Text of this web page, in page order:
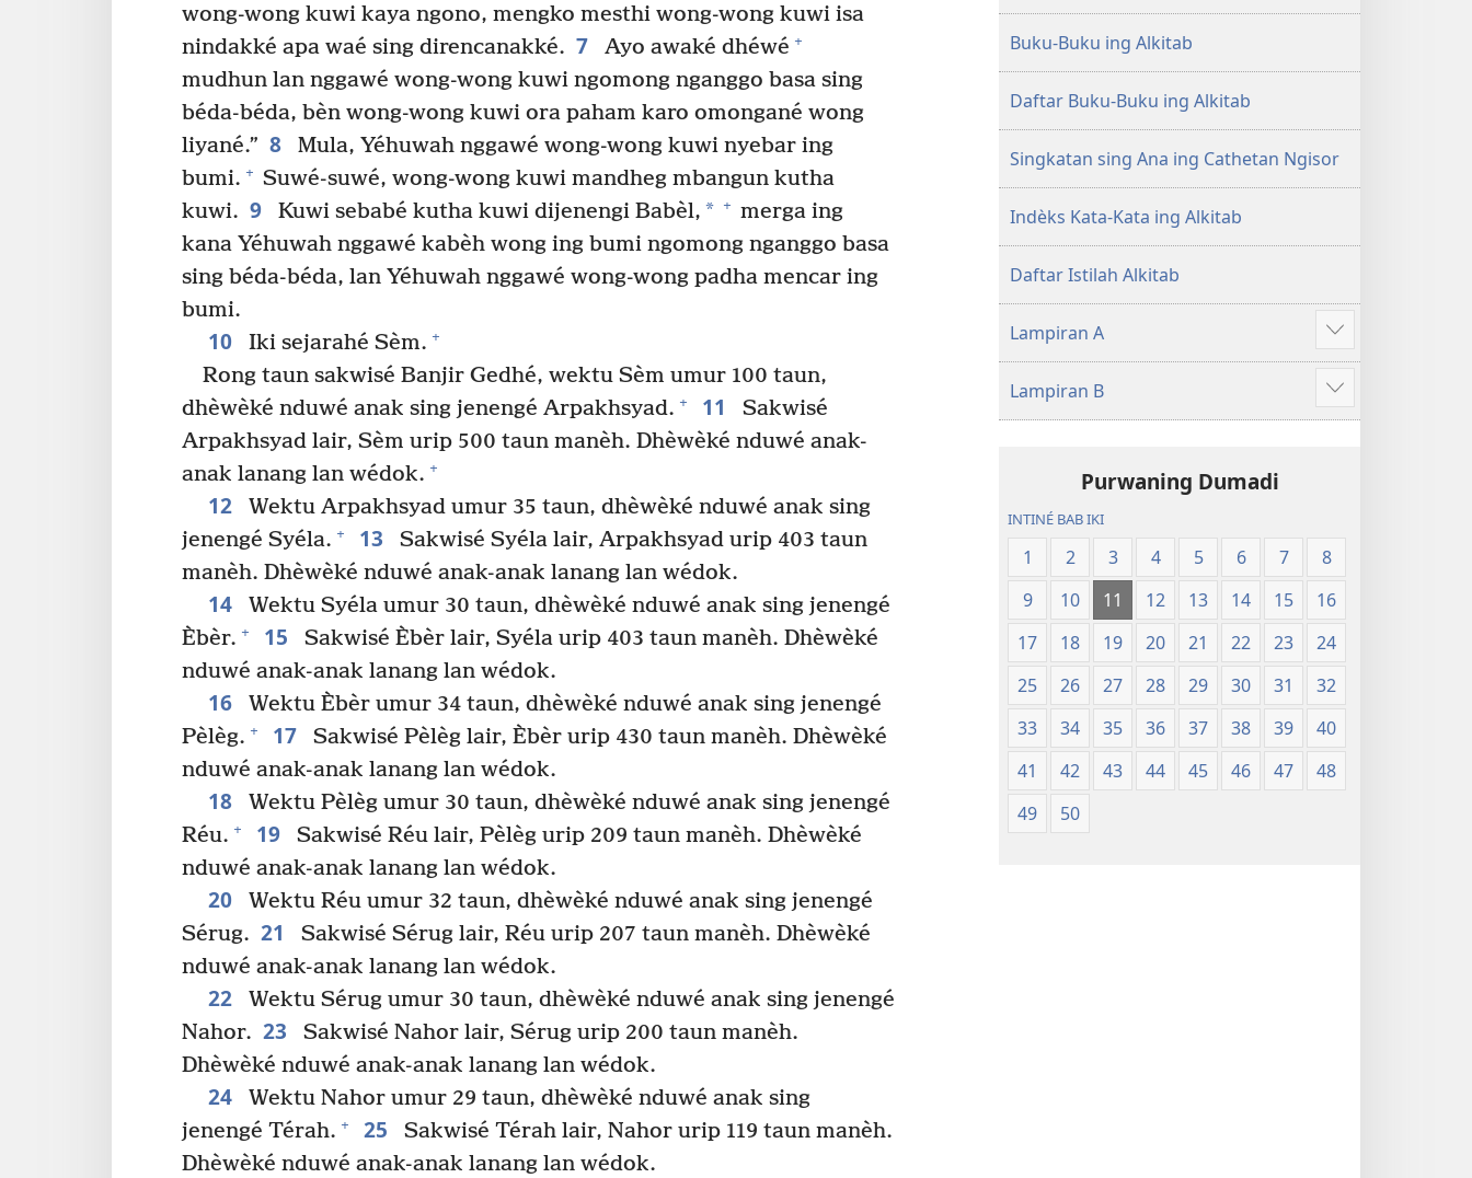
wong-wong kuwi kaya ngono, mengko mesthi wong-wong kuwi isa
nindakké apa waé sing direncanakké. 7 Ayo awaké dhéwé +
mudhun lan nggawé wong-wong kuwi ngomong nganggo basa sing
béda-béda, bèn wong-wong kuwi ora paham karo omongané wong
liyané.” 8
Mula, Yéhuwah nggawé wong-wong kuwi nyebar ing
bumi. + Suwé-suwé, wong-wong kuwi mandheg mbangun kutha
kuwi. 9 Kuwi sebabé kutha kuwi dijenengi Babèl, * + merga ing
kana Yéhuwah nggawé kabèh wong ing bumi ngomong nganggo basa
sing béda-béda, lan Yéhuwah nggawé wong-wong padha mencar ing
bumi.
10 Iki sejarahé Sèm. +
Rong taun sakwisé Banjir Gedhé, wektu Sèm umur 100 taun,
dhèwèké nduwé anak sing jenengé Arpakhsyad. + 11
Sakwisé
Arpakhsyad lair, Sèm urip 500 taun manèh. Dhèwèké nduwé anak-
anak lanang lan wédok. +
12
Wektu Arpakhsyad umur 35 taun, dhèwèké nduwé anak sing
jenengé Syéla. + 13
Sakwisé Syéla lair, Arpakhsyad urip 403 taun
manèh. Dhèwèké nduwé anak-anak lanang lan wédok.
14
Wektu Syéla umur 30 taun, dhèwèké nduwé anak sing jenengé
Èbèr. + 15
Sakwisé Èbèr lair, Syéla urip 403 taun manèh. Dhèwèké
nduwé anak-anak lanang lan wédok.
16
Wektu Èbèr umur 34 taun, dhèwèké nduwé anak sing jenengé
Pèlèg. + 17
Sakwisé Pèlèg lair, Èbèr urip 430 taun manèh. Dhèwèké
nduwé anak-anak lanang lan wédok.
18
Wektu Pèlèg umur 30 taun, dhèwèké nduwé anak sing jenengé
Réu. + 19
Sakwisé Réu lair, Pèlèg urip 209 taun manèh. Dhèwèké
nduwé anak-anak lanang lan wédok.
20
Wektu Réu umur 32 taun, dhèwèké nduwé anak sing jenengé
Sérug. 21
Sakwisé Sérug lair, Réu urip 207 taun manèh. Dhèwèké
nduwé anak-anak lanang lan wédok.
22
Wektu Sérug umur 30 taun, dhèwèké nduwé anak sing jenengé
Nahor. 23
Sakwisé Nahor lair, Sérug urip 200 taun manèh.
Dhèwèké nduwé anak-anak lanang lan wédok.
24
Wektu Nahor umur 29 taun, dhèwèké nduwé anak sing
jenengé Térah. + 25
Sakwisé Térah lair, Nahor urip 119 taun manèh.
Dhèwèké nduwé anak-anak lanang lan wédok.
Buku-Buku ing Alkitab
Daftar Buku-Buku ing Alkitab
Singkatan sing Ana ing Cathetan Ngisor
Indèks Kata-Kata ing Alkitab
Daftar Istilah Alkitab
Lampiran A
Show
more
Lampiran B
Show
more
Purwaning Dumadi
INTINÉ BAB IKI
1 2 3 4 5 6 7
8
9
10 11 12 13 14 15
16
17
18 19 20 21 22 23
24
25
26 27 28 29 30 31
32
33
34 35 36 37 38 39
40
41
42 43 44 45 46 47
48
49
50